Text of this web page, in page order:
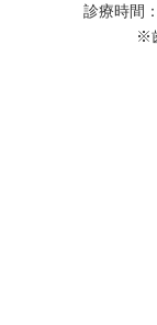
診療時間
※